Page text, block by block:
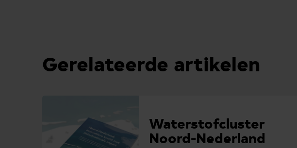
Gerelateerde artikelen
Waterstofcluster
Noord-Nederland